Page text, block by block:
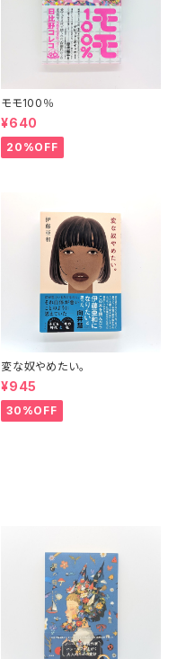
モモ100％
¥640
20%OFF
変な奴やめたい。
¥945
30%OFF